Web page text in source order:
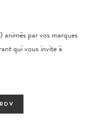
par vos marques
qui vous invite à